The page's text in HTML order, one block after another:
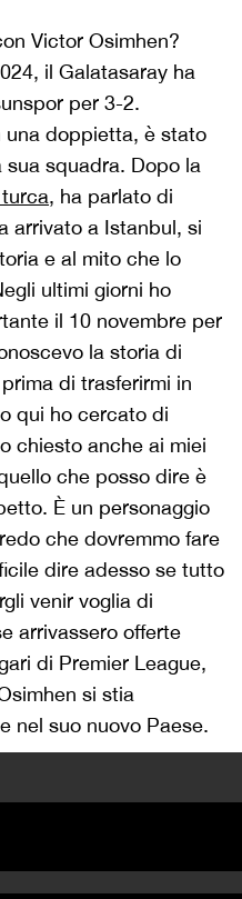
Victor Osimhen?
il Galatasaray ha
per 3-2.
una doppietta, è stato
squadra. Dopo la
, ha parlato di
arrivato a Istanbul, si
e al mito che lo
ultimi giorni ho
il 10 novembre per
la storia di
di trasferirmi in
qui ho cercato di
chiesto anche ai miei
che posso dire è
È un personaggio
che dovremmo fare
dire adesso se tutto
venir voglia di
arrivassero offerte
di Premier League,
si stia
nel suo nuovo Paese.